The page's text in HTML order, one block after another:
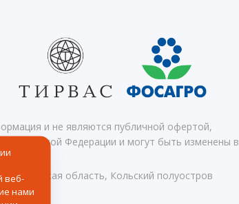
и не являются публичной офертой,
Российской Федерации и могут быть изменены в
область, Кольский полуостров
веб-
нами